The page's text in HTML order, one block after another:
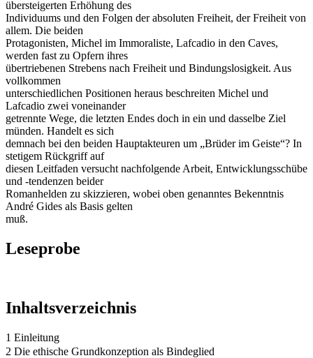
übersteigerten Erhöhung des
Individuums und den Folgen der absoluten Freiheit, der Freiheit von
allem. Die beiden
Protagonisten, Michel im Immoraliste, Lafcadio in den Caves,
werden fast zu Opfern ihres
übertriebenen Strebens nach Freiheit und Bindungslosigkeit. Aus
vollkommen
unterschiedlichen Positionen heraus beschreiten Michel und
Lafcadio zwei voneinander
getrennte Wege, die letzten Endes doch in ein und dasselbe Ziel
münden. Handelt es sich
demnach bei den beiden Hauptakteuren um „Brüder im Geiste“? In
stetigem Rückgriff auf
diesen Leitfaden versucht nachfolgende Arbeit, Entwicklungsschübe
und -tendenzen beider
Romanhelden zu skizzieren, wobei oben genanntes Bekenntnis
André Gides als Basis gelten
muß.
Leseprobe
Inhaltsverzeichnis
1 Einleitung
2 Die ethische Grundkonzeption als Bindeglied